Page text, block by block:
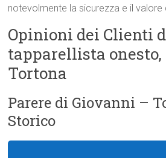
notevolmente la sicurezza e il valore
Opinioni dei Clienti
tapparellista
Tortona
Parere di Giovanni –
Storico